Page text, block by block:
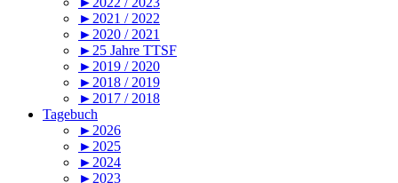
►2021 / 2022
►2020 / 2021
►25 Jahre TTSF
►2019 / 2020
►2018 / 2019
►2017 / 2018
Tagebuch
►2026
►2025
►2024
►2023